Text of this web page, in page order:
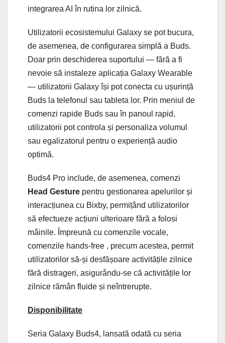
integrarea AI în rutina lor zilnică.
Utilizatorii ecosistemului Galaxy se pot bucura,
de asemenea, de configurarea simplă a Buds.
Doar prin deschiderea suportului — fără a fi
nevoie să instaleze aplicația Galaxy Wearable
— utilizatorii Galaxy își pot conecta cu ușurință
Buds la telefonul sau tableta lor. Prin meniul de
comenzi rapide Buds sau în panoul rapid,
utilizatorii pot controla și personaliza volumul
sau egalizatorul pentru o experiență audio
optimă.
Buds4 Pro include, de asemenea, comenzi
Head Gesture pentru gestionarea apelurilor și
interacțiunea cu Bixby, permițând utilizatorilor
să efectueze acțiuni ulterioare fără a folosi
mâinile. Împreună cu comenzile vocale,
comenzile hands-free , precum acestea, permit
utilizatorilor să-și desfășoare activitățile zilnice
fără distrageri, asigurându-se că activitățile lor
zilnice rămân fluide și neîntrerupte.
Disponibilitate
Seria Galaxy Buds4, lansată odată cu seria